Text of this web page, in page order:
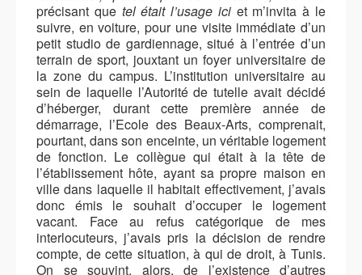
précisant que tel était l’usage ici et m’invita à le
suivre, en voiture, pour une visite immédiate d’un
petit studio de gardiennage, situé à l’entrée d’un
terrain de sport, jouxtant un foyer universitaire de
la zone du campus. L’institution universitaire au
sein de laquelle l’Autorité de tutelle avait décidé
d’héberger, durant cette première année de
démarrage, l’Ecole des Beaux-Arts, comprenait,
pourtant, dans son enceinte, un véritable logement
de fonction. Le collègue qui était à la tête de
l’établissement hôte, ayant sa propre maison en
ville dans laquelle il habitait effectivement, j’avais
donc émis le souhait d’occuper le logement
vacant. Face au refus catégorique de mes
interlocuteurs, j’avais pris la décision de rendre
compte, de cette situation, à qui de droit, à Tunis.
On se souvint, alors, de l’existence d’autres